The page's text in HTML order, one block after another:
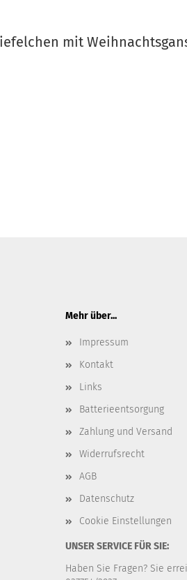
mit
Mehr über...
Impressum
Kontakt
Links
Batterieentsorgung
Zahlung und Versand
Widerrufsrecht
AGB
Datenschutz
Cookie Einstellungen
UNSER SERVICE FÜR SIE:
Haben Sie Fragen? Sie